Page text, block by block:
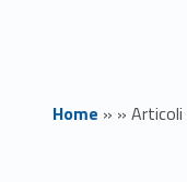
Home » » Articoli